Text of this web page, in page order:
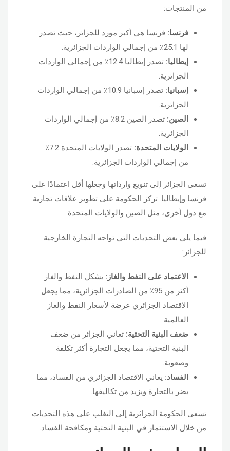
من المنتجات:
فرنسا: فرنسا هي أكبر مورد للجزائر، حيث تصدر
لها 25.1٪ من إجمالي الواردات الجزائرية.
إيطاليا:
تصدر إيطاليا 12.4٪ من إجمالي الواردات
الجزائرية.
إسبانيا:
تصدر إسبانيا 10.9٪ من إجمالي الواردات
الجزائرية.
الصين:
تصدر الصين 8.2٪ من إجمالي الواردات
الجزائرية.
الولايات المتحدة:
تصدر الولايات المتحدة 7.2٪
من إجمالي الواردات الجزائرية.
تسعى الجزائر إلى تنويع وارداتها وجعلها أقل اعتمادًا على
فرنسا وإيطاليا. تركز الحكومة على تطوير علاقات تجارية
مع دول أخرى، مثل الصين والولايات المتحدة.
فيما يلي بعض التحديات التي تواجه التجارة الخارجية
للجزائر:
الاعتماد على النفط والغاز: يشكل النفط والغاز
أكثر من 95٪ من الصادرات الجزائرية، مما يجعل
الاقتصاد الجزائري عرضة لأسعار النفط والغاز
العالمية.
ضعف البنية التحتية: تعاني الجزائر من ضعف
البنية التحتية، مما يجعل التجارة أكثر تكلفة
وصعوبة.
الفساد: يعاني الاقتصاد الجزائري من الفساد، مما
يضر بالتجارة ويزيد من تكاليفها.
تسعى الحكومة الجزائرية إلى التغلب على هذه التحديات
من خلال الاستثمار في البنية التحتية ومكافحة الفساد.